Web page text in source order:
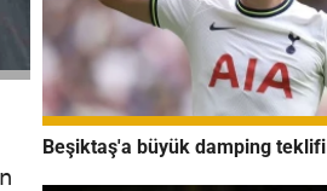
Beşiktaş'a büyük damping teklifi